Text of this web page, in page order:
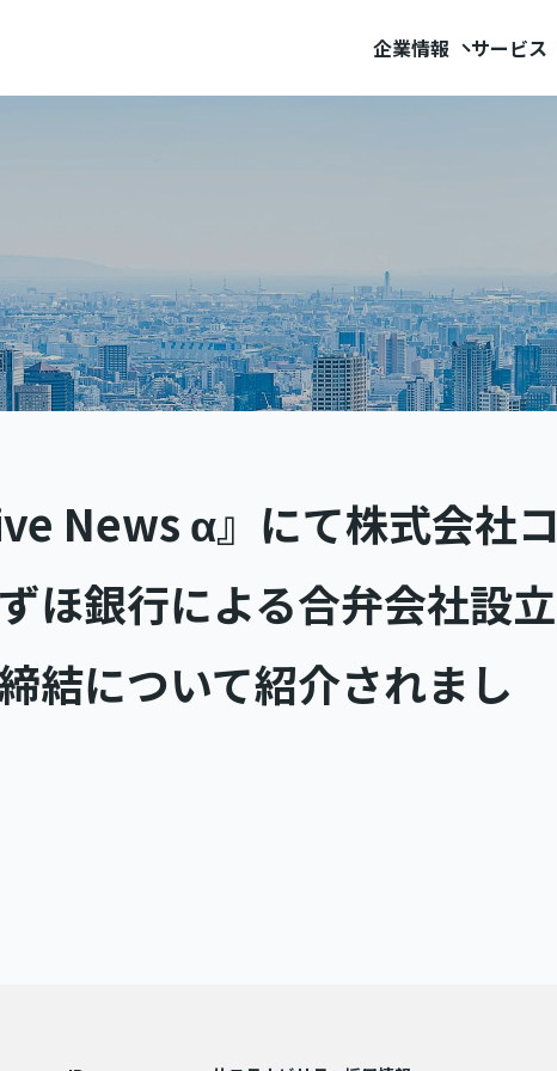
企業情報 サービス
News α』にて株式会社コ
ほ銀行による合弁会社設立
結について紹介されまし